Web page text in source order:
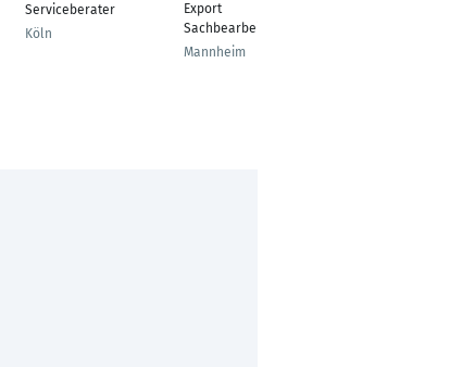
Serviceberater
Köln
Export
Sachbearbeiterin
Mannheim